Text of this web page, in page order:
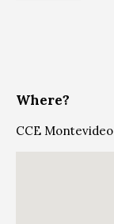
Where?
CCE Montevideo